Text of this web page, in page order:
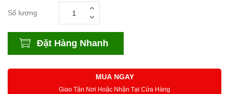
Số lượng
Đặt Hàng Nhanh
MUA NGAY
Giao Tận Nơi Hoặc Nhận Tại Cửa Hàng